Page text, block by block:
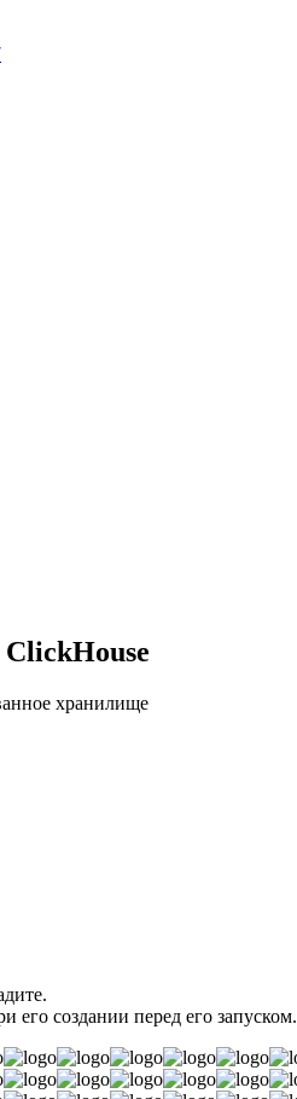
ClickHouse
хранилище
его создании перед его запуском.